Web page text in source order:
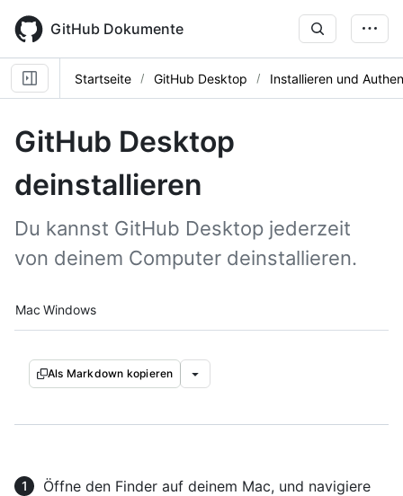
main
content
GitHub Dokumente
Startseite GitHub Desktop Installieren und
GitHub Desktop
deinstallieren
Du kannst GitHub Desktop jederzeit
von deinem Computer deinstallieren.
Platform navigation
Mac Windows
Als Markdown kopieren
Öffne den Finder auf deinem Mac, und navigiere